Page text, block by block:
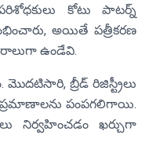
కోటు పాటర్న్
అయితే పత్రీకరణ
ఉండేవి.
మొదటిసారి, బ్రీడ్ రిజిస్ట్రీలు
ప్రమాణాలను పంపగలిగాయి.
ఖర్చుగా